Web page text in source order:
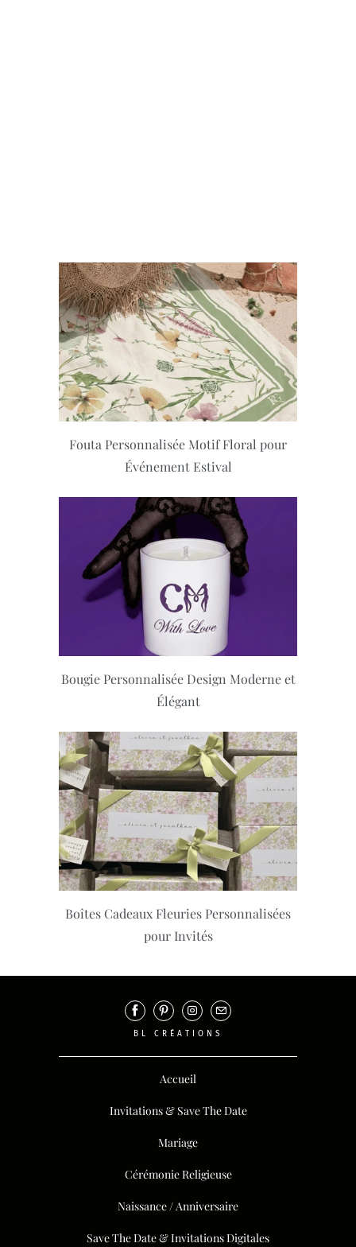
Fouta Personnalisée Motif Floral pour
Événement Estival
Bougie Personnalisée Design Moderne et
Élégant
Boîtes Cadeaux Fleuries Personnalisées
pour Invités
BL CRÉATIONS
Accueil
Invitations & Save The Date
Mariage
Cérémonie Religieuse
Naissance / Anniversaire
Save The Date & Invitations Digitales